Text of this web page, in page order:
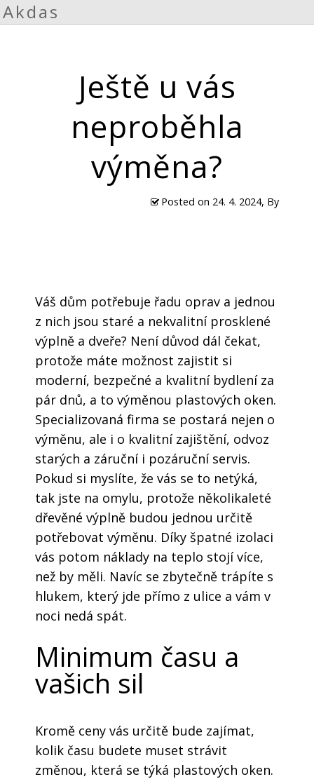
Akdas
Ještě u vás
neproběhla
výměna?
Posted on 24. 4. 2024, By
Váš dům potřebuje řadu oprav a jednou
z nich jsou staré a nekvalitní prosklené
výplně a dveře? Není důvod dál čekat,
protože máte možnost zajistit si
moderní, bezpečné a kvalitní bydlení za
pár dnů, a to výměnou plastových oken.
Specializovaná firma se postará nejen o
výměnu, ale i o kvalitní zajištění, odvoz
starých a záruční i pozáruční servis.
Pokud si myslíte, že vás se to netýká,
tak jste na omylu, protože několikaleté
dřevěné výplně budou jednou určitě
potřebovat výměnu. Díky špatné izolaci
vás potom náklady na teplo stojí více,
než by měli. Navíc se zbytečně trápíte s
hlukem, který jde přímo z ulice a vám v
noci nedá spát.
Minimum času a
vašich sil
Kromě ceny vás určitě bude zajímat,
kolik času budete muset strávit
změnou, která se týká plastových oken.